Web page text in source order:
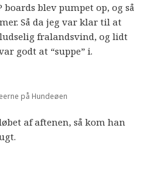
boards blev pumpet op, og så
Så da jeg var klar til at
fralandsvind, og lidt
godt at “suppe” i.
på Hundeøen
af aftenen, så kom han